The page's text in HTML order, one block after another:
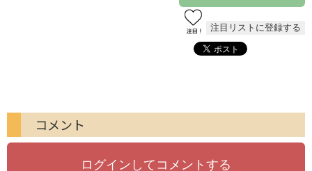
コメント